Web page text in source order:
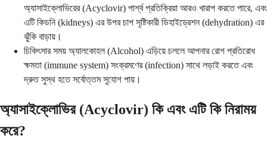
অ্যাসাইক্লোভিরের (Acyclovir) পার্শ্ব প্রতিক্রিয়া আরও খারাপ করতে পারে, এবং
এটি কিডনি (kidneys) এর উপর চাপ সৃষ্টিকারী ডিহাইড্রেশন (dehydration) এর
ঝুঁকি বাড়ায়।
চিকিৎসার সময় অ্যালকোহল (Alcohol) এড়িয়ে চললে আপনার রোগ প্রতিরোধ
ক্ষমতা (immune system) সংক্রমণের (infection) সাথে লড়াই করতে এবং
দ্রুত সুস্থ হতে সর্বোত্তম সুযোগ পায়।
অ্যাসাইক্লোভির (Acyclovir) কি এবং এটি কি নিরাময়
করে?